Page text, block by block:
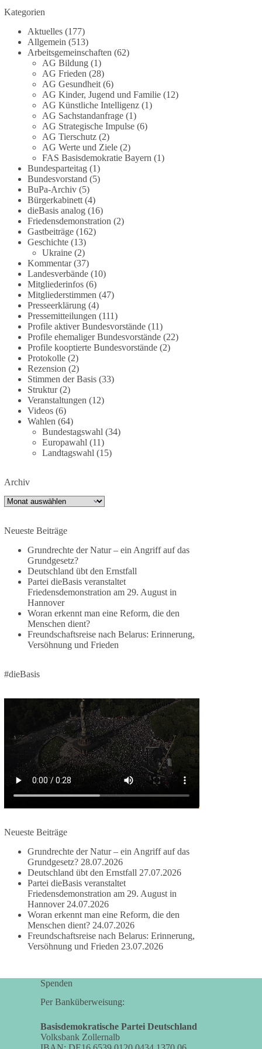
Im Politischen Frühschoppen diskutieren die
Teilnehmer das Verhältnis von Mensch, Natur und
Grundgesetz.
Beitrag der AG Strategische Impulse
Kann die Natur Träger eigener Grundrechte sein?
Oder würde eine solche Entwicklung das
Fundament unseres Grundgesetzes sprengen? Mit
dieser grundsätzlichen Frage beschäftigte sich die
Teilnehmer des Politischen Frühschoppens der
AG Strategische Impulse am 19. Juli 2026.
Referent Frank Bothmann stellte die These auf,
dass die derzeit in Teilen der Umweltbewegung
diskutierten „Grundrechte der Natur“ weit über
klassischen Naturschutz hinausreichen und
grundlegende Fragen zum Menschenbild, zum
Rechtsstaat und zur Demokratie aufwerfen. [...]
👉 Hier weiterlesen:https://diebasis-
partei.de/2026/07/grundrechte-der-natur-ein-
angriff-auf-das-grundgesetz/
🟩🟩🟦🟦🟥🟥🟧🟧
Es ging weniger um fertige Antworten als um eine
Debatte darüber, wie Freiheit, Verantwortung,
Naturschutz und Grundrechte in einer
demokratischen Gesellschaft künftig miteinander
in Einklang gebracht werden können.
#dieBasis #natur #grundrechte
#demokratie
2 Tage(n) zuvor
Jetzt dieBasis Sachsen-Anhalt unterstützen!
Die Landtagswahl 2026 in Sachsen-Anhalt findet
am 6. September statt. Die Inhalte stehen – jetzt
müssen sie gesehen, geteilt und diskutiert werden.
Folge unseren Kanälen:
Facebook:
https://www.facebook.com/groups/diebasissachse
nanhalt/
Instragram:
halt/
https://www.tiktok.com/@diebasis_sachsenanhalt
https://x.com/DieBasisLSA
https://www.youtube.com/dieBasisSachsenAnhalt
🟩🟩🟦🟦🟥🟥🟧🟧
Like, teile und kommentiere unsere Beiträge,
damit noch mehr Menschen mitbekommen, wofür
wir stehen und warum es sich lohnt, dieBasis zu
Mehr Infos:https://diebasis-st.de/wahlprogramm/
#dieBasis #Landtagswahl #SachsenAnhalt
#DeineStimmezählt #jetztunterstützen
58 6 14 Auf Facebook ansehen
DieBasis
2 Tage(n) zuvor
🔎 Über 100-mal keine Antwort.
Anthony Fauci, Immunologe und Berater des
Anhörung des US-Senats auf mehr als 100
Fragen die Aussage verweigert. Die juristische
Kategorien
Aktuelles(177)
Allgemein (513)
Arbeitsgemeinschaften (62)
AG Bildung(1)
AG Frieden (28)
AG Gesundheit(6)
AG Kinder, Jugend und Familie(12)
AG Künstliche Intelligenz(1)
AG Sachstandanfrage(1)
AG Strategische Impulse(6)
AG Tierschutz(2)
AG Werte und Ziele(2)
FAS Basisdemokratie Bayern (1)
Bundesparteitag(1)
Bundesvorstand (5)
BuPa-Archiv(5)
Bürgerkabinett(4)
dieBasis analog(16)
Friedensdemonstration (2)
Gastbeiträge(162)
Geschichte(13)
Ukraine(2)
Kommentar(37)
Landesverbände(10)
Mitgliederinfos(6)
Mitgliederstimmen (47)
Presseerklärung(4)
Pressemitteilungen (111)
Profile aktiver Bundesvorstände(11)
Profile ehemaliger Bundesvorstände(22)
Profile kooptierte Bundesvorstände(2)
Protokolle(2)
Rezension (2)
Stimmen der Basis(33)
Struktur(2)
Veranstaltungen (12)
Videos(6)
Wahlen (64)
Bundestagswahl (34)
Europawahl (11)
Landtagswahl (15)
Archiv
Archiv
Neueste Beiträge
Grundrechte der Natur – ein Angriff auf das
Grundgesetz?
Deutschland übt den Ernstfall
Partei dieBasis veranstaltet
Friedensdemonstration am 29. August in
Hannover
Woran erkennt man eine Reform, die den
Menschen dient?
Freundschaftsreise nach Belarus: Erinnerung,
Versöhnung und Frieden
#dieBasis
Neueste Beiträge
Grundrechte der Natur – ein Angriff auf das
Grundgesetz? 28.07.2026
Deutschland übt den Ernstfall 27.07.2026
Partei dieBasis veranstaltet
Friedensdemonstration am 29. August in
Hannover 24.07.2026
Woran erkennt man eine Reform, die den
Menschen dient? 24.07.2026
Freundschaftsreise nach Belarus: Erinnerung,
Versöhnung und Frieden 23.07.2026
Spenden
Per Banküberweisung:
Basisdemokratische Partei Deutschland
Volksbank Zollernalb